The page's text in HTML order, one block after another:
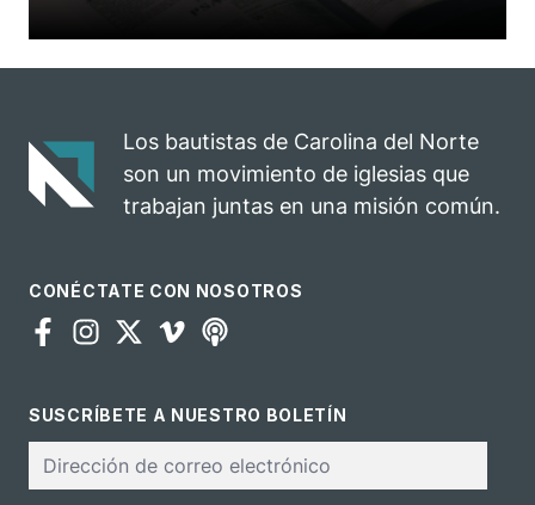
Los bautistas de Carolina del Norte
son un movimiento de iglesias que
trabajan juntas en una misión común.
CONÉCTATE CON NOSOTROS
SUSCRÍBETE A NUESTRO BOLETÍN
electrónico